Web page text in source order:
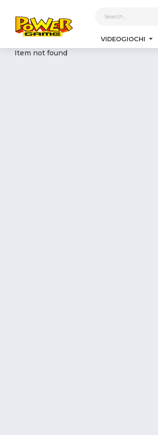
VIDEOGIOCHI
Item not found